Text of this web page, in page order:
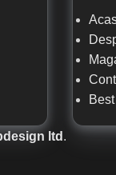
ltd .